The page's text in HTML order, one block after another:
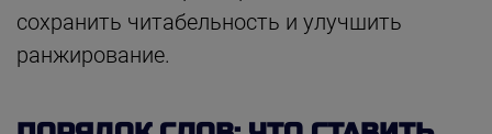
сохранить читабельность и улучшить
ранжирование.